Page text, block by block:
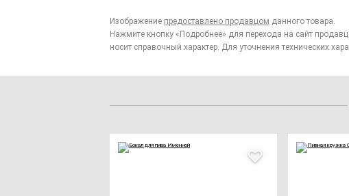
Изображение предоставлено продавцом данного товара.
Нажмите кнопку «Подробнее» для перехода на сайт
носит справочный характер. Для уточнения технических